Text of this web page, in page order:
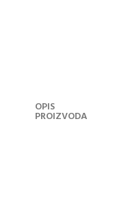
OPIS
PROIZVODA